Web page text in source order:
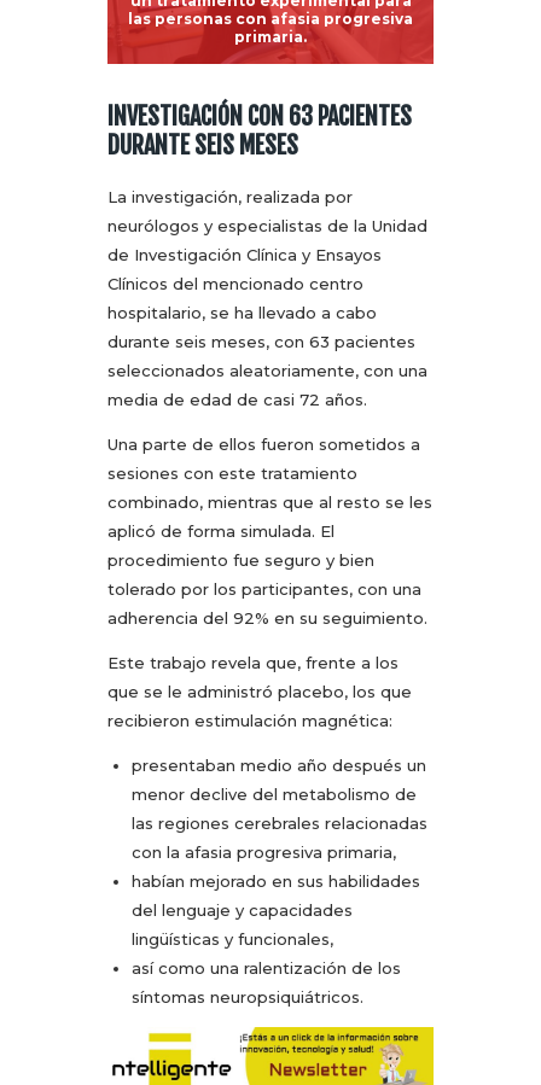
las personas con afasia progresiva
primaria.
INVESTIGACIÓN CON 63 PACIENTES
DURANTE SEIS MESES
La investigación, realizada por
neurólogos y especialistas de la Unidad
de Investigación Clínica y Ensayos
Clínicos del mencionado centro
hospitalario, se ha llevado a cabo
durante seis meses, con 63 pacientes
seleccionados aleatoriamente, con una
media de edad de casi 72 años.
Una parte de ellos fueron sometidos a
sesiones con este tratamiento
combinado, mientras que al resto se les
aplicó de forma simulada. El
procedimiento fue seguro y bien
tolerado por los participantes, con una
adherencia del 92% en su seguimiento.
Este trabajo revela que, frente a los
que se le administró placebo, los que
recibieron estimulación magnética:
presentaban medio año después un
menor declive del metabolismo de
las regiones cerebrales relacionadas
con la afasia progresiva primaria,
habían mejorado en sus habilidades
del lenguaje y capacidades
lingüísticas y funcionales,
así como una ralentización de los
síntomas neuropsiquiátricos.